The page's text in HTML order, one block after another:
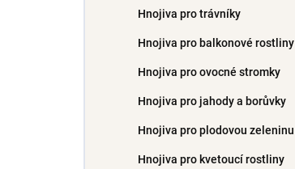
Hnojiva pro trávníky
Hnojiva pro balkonové rostliny
Hnojiva pro ovocné stromky
Hnojiva pro jahody a borůvky
Hnojiva pro plodovou zeleninu
Hnojiva pro kvetoucí rostliny